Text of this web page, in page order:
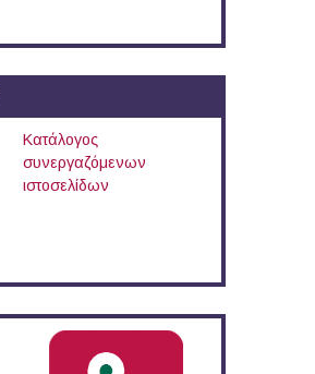
Κατάλογος
συνεργαζόμενων
ιστοσελίδων